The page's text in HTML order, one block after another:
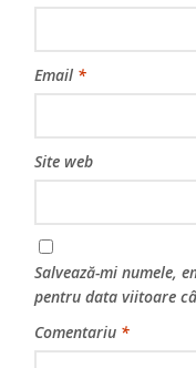
Email *
Site web
Salvează-mi numele,
pentru data viitoare
Comentariu *